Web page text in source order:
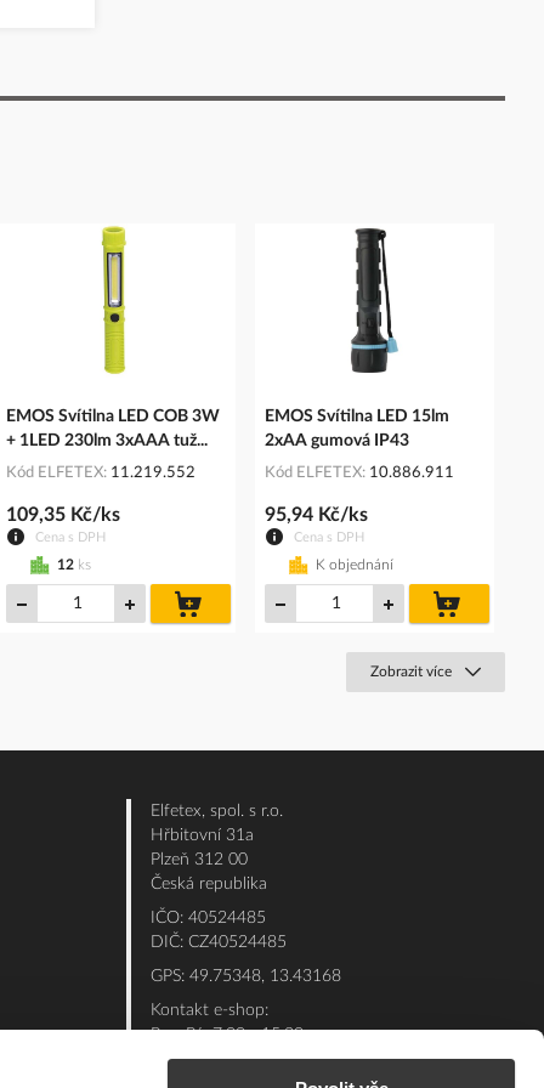
EMOS Svítilna LED COB 3W
+ 1LED 230lm 3xAAA tuž...
Kód ELFETEX 11.219.552
Cena s DPH
109,35 Kč/ks
12 ks
košíku
EMOS Svítilna LED 15lm
2xAA gumová IP43
Kód ELFETEX 10.886.911
Cena s DPH
95,94 Kč/ks
K objednání
košíku
Zobrazit více
Elfetex, spol. s r.o.
Hřbitovní 31a
Plzeň 312 00
Česká republika
IČO: 40524485
DIČ: CZ40524485
GPS: 49.75348, 13.43168
Kontakt e-shop:
Po - Pá: 7:00 - 15:30